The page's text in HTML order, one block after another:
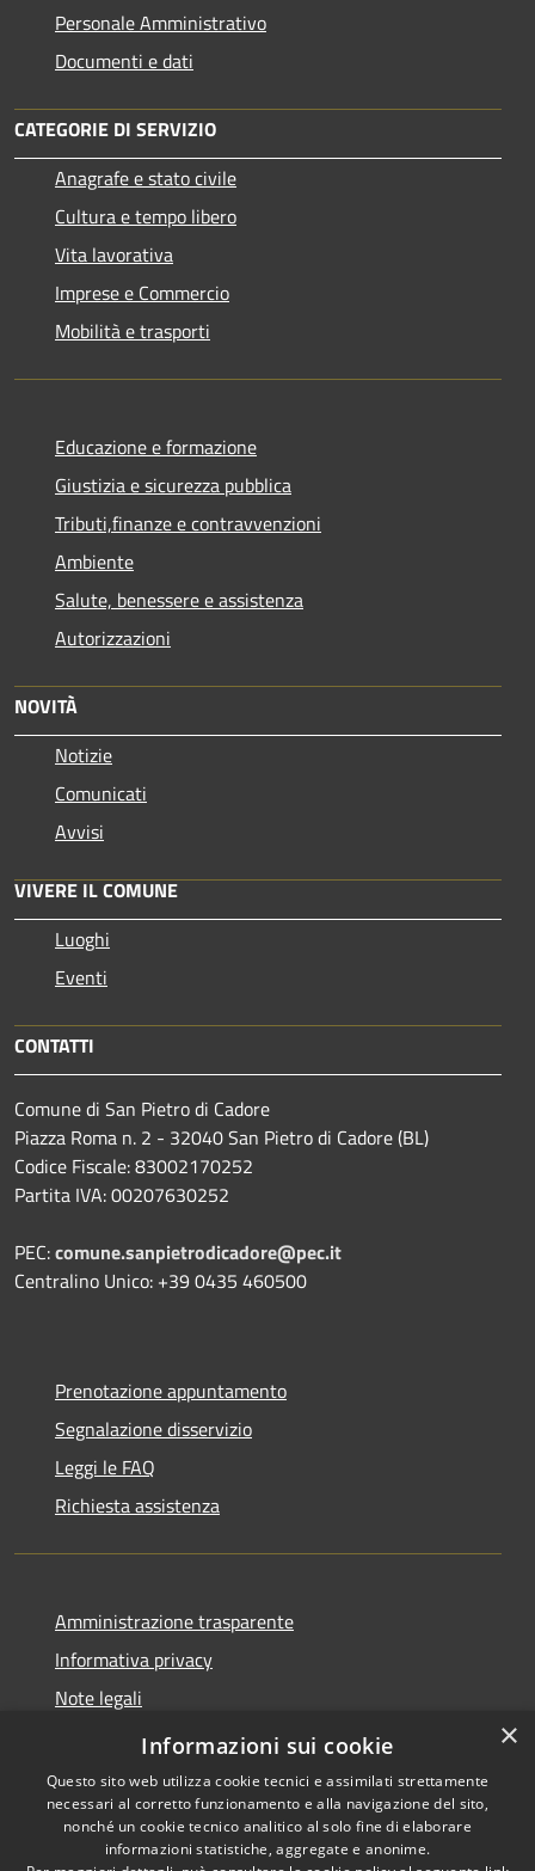
Personale Amministrativo
Documenti e dati
CATEGORIE DI SERVIZIO
Anagrafe e stato civile
Cultura e tempo libero
Vita lavorativa
Imprese e Commercio
Mobilità e trasporti
Educazione e formazione
Giustizia e sicurezza pubblica
Tributi,finanze e contravvenzioni
Ambiente
Salute, benessere e assistenza
Autorizzazioni
NOVITÀ
Notizie
Comunicati
Avvisi
VIVERE IL COMUNE
Luoghi
Eventi
CONTATTI
Comune di San Pietro di Cadore
Piazza Roma n. 2 - 32040 San Pietro di Cadore (BL)
Codice Fiscale: 83002170252
Partita IVA: 00207630252
PEC:comune.sanpietrodicadore@pec.it
Centralino Unico: +39 0435 460500
Prenotazione appuntamento
Segnalazione disservizio
Leggi le FAQ
Richiesta assistenza
Amministrazione trasparente
Informativa privacy
Note legali
Dichiarazione di accessibilità
Copyright © 2026 • Comune di
×
Informazioni sui cookie
Questo sito web utilizza cookie tecnici e assimilati strettamente
necessari al corretto funzionamento e alla navigazione del sito,
nonché un cookie tecnico analitico al solo fine di elaborare
informazioni statistiche, aggregate e anonime.